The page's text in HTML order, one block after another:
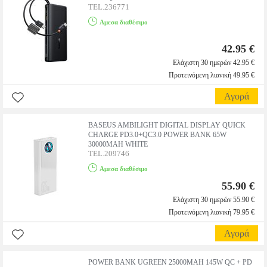
TEL.236771
Αμεσα διαθέσιμο
42.95 €
Ελάχιστη 30 ημερών 42.95 €
Προτεινόμενη λιανική 49.95 €
Αγορά
BASEUS AMBILIGHT DIGITAL DISPLAY QUICK
CHARGE PD3.0+QC3.0 POWER BANK 65W
30000MAH WHITE
TEL.209746
Αμεσα διαθέσιμο
55.90 €
Ελάχιστη 30 ημερών 55.90 €
Προτεινόμενη λιανική 79.95 €
Αγορά
POWER BANK UGREEN 25000MAH 145W QC + PD